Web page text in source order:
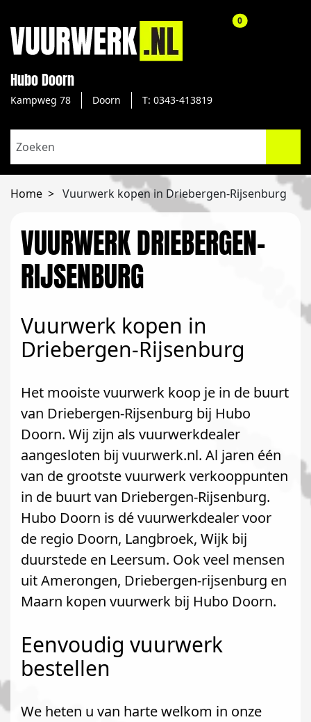
Hubo Doorn
Kampweg 78 Doorn T: 0343-413819
0aantal
Home Vuurwerk kopen in Driebergen-Rijsenburg
VUURWERK DRIEBERGEN-
RIJSENBURG
Vuurwerk kopen in
Driebergen-Rijsenburg
Het mooiste vuurwerk koop je in de buurt
van Driebergen-Rijsenburg bij Hubo
Doorn. Wij zijn als vuurwerkdealer
aangesloten bij vuurwerk.nl. Al jaren één
van de grootste vuurwerk verkooppunten
in de buurt van Driebergen-Rijsenburg.
Hubo Doorn is dé vuurwerkdealer voor
de regio Doorn, Langbroek, Wijk bij
duurstede en Leersum. Ook veel mensen
uit Amerongen, Driebergen-rijsenburg en
Maarn kopen vuurwerk bij Hubo Doorn.
Eenvoudig vuurwerk
bestellen
We heten u van harte welkom in onze